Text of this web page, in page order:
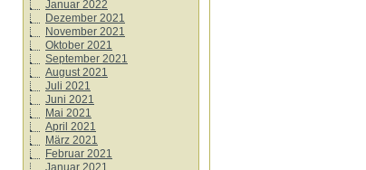
Januar 2022
Dezember 2021
November 2021
Oktober 2021
September 2021
August 2021
Juli 2021
Juni 2021
Mai 2021
April 2021
März 2021
Februar 2021
Januar 2021